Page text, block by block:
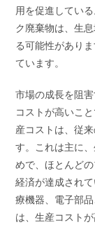
用を促進してい
ク廃棄物は、生
る可能性があり
ています。
市場の成長を阻
コストが高いこ
産コストは、従
す。これは主に
めで、ほとんど
経済が達成され
療機器、電子部
は、生産コスト